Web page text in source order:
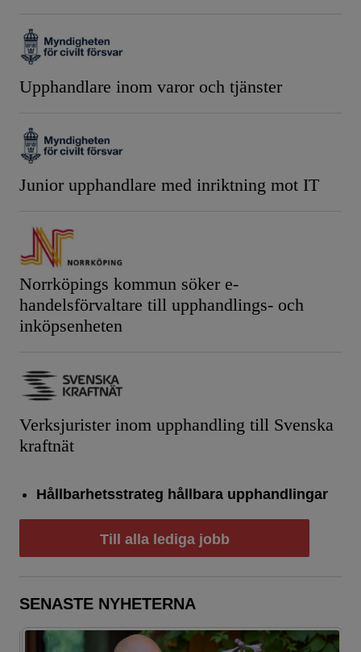
Upphandlare inom varor och tjänster
Junior upphandlare med inriktning mot IT
Norrköpings kommun söker e-
handelsförvaltare till upphandlings- och
inköpsenheten
Verksjurister inom upphandling till Svenska
kraftnät
Hållbarhetsstrateg hållbara upphandlingar
Till alla lediga jobb
SENASTE NYHETERNA